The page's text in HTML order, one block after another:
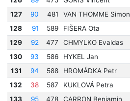
127
90 481 VAN THOMME Simon
128
91 589 FIŠERA Ota
129
92 477 CHMYLKO Evaldas
130
93 586 HYKEL Jan
131
94 588 HROMÁDKA Petr
132
38 587 KUKLOVÁ Petra
133
95 478 CARRON Benjamin